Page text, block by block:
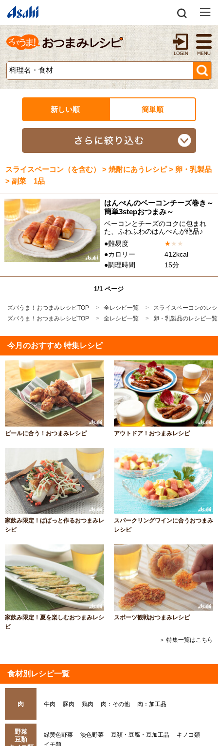
新しい順 簡単順
スライスベーコン（を含む） > 焼酎にあうレシピ > 卵・乳製品
> 副菜 1品
はんぺんのベーコンチーズ巻き～
簡単3stepおつまみ～
ベーコンとチーズのコクに包まれ
た、ふわふわのはんぺんが絶品♪
●難易度
★★ ★
●カロリー
412kcal
●調理時間
15分
1/1 ページ
ズバうま！おつまみレシピTOP 全レシピ一覧
スライスベーコンのレ
ズバうま！おつまみレシピTOP
全レシピ一覧 卵・乳製品のレシピ一覧
今月のおすすめ 特集レシピ
ビールに合う！おつまみレシピ アウトドア！おつまみレシピ
家飲み限定！ぱぱっと作るおつまみレ
シピ
スパークリングワインに合うおつまみ
レシピ
家飲み限定！夏を楽しむおつまみレシ
ピ
スポーツ観戦おつまみレシピ
＞ 特集一覧はこちら
食材別レシピ一覧
肉 牛肉 豚肉 鶏肉 肉：その他 肉：加工品
野菜
豆類
緑黄色野菜 淡色野菜 豆類・豆腐・豆加工品
キノコ類
イモ類